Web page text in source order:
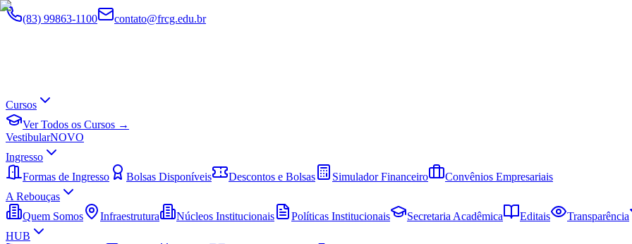
(83) 99863-1100 contato@frcg.edu.br
Cursos
Ver Todos os Cursos →
VestibularNOVO
Ingresso
Formas de Ingresso
Bolsas Disponíveis Descontos e Bolsas Simulador Financeiro
Convênios Empresariais
A Rebouças
Quem Somos
Infraestrutura Núcleos Institucionais Políticas Institucionais Secretaria Acadêmica Editais
Transparência
HUB